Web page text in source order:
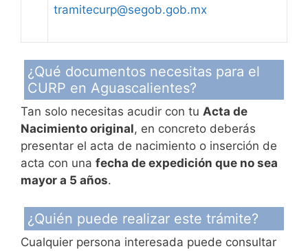
tramitecurp@segob.gob.mx
¿Qué documentos necesitas para el
CURP en Aguascalientes?
Tan solo necesitas acudir con tu Acta de
Nacimiento original, en concreto deberás
presentar el acta de nacimiento o inserción de
acta con una fecha de expedición que no sea
mayor a 5 años.
¿Quién puede realizar este trámite?
Cualquier persona interesada puede consultar